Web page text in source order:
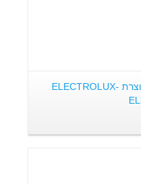
כיריים חשמליים 6 מוקדים תוצרת ELECTROLUX-